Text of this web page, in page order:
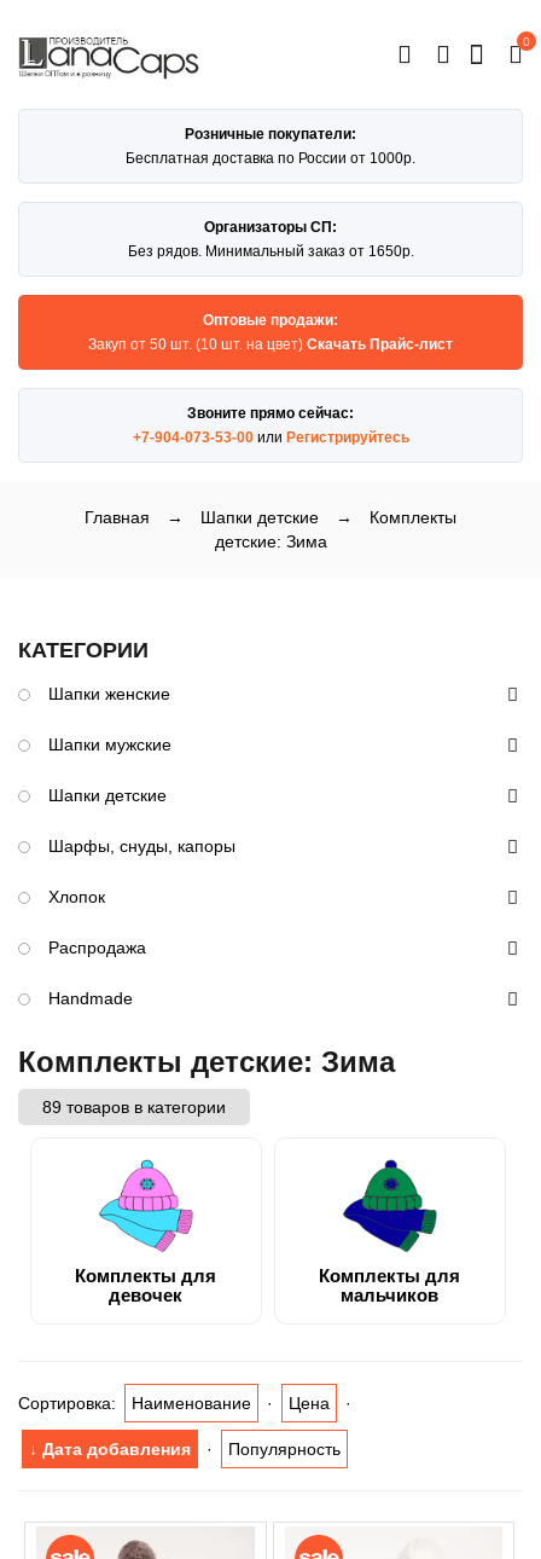
0
КАТАЛОГ
Розничные покупатели:
Бесплатная доставка по России от 1000р.
Организаторы СП:
Без рядов. Минимальный заказ от 1650р.
Оптовые продажи:
Закуп от 50 шт. (10 шт. на цвет) Скачать Прайс-лист
Звоните прямо сейчас:
+7-904-073-53-00или Регистрируйтесь
Главная → Шапки детские →
Комплекты
детские: Зима
КАТЕГОРИИ
Шапки женские
Шапки мужские
Шапки детские
Шарфы, снуды, капоры
Хлопок
Распродажа
Handmade
Комплекты детские: Зима
89 товаров в категории
Комплекты для
девочек
Комплекты для
мальчиков
Сортировка: Наименование · Цена ·
↓ Дата добавления · Популярность